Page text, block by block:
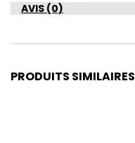
AVIS (0)
PRODUITS SIMILAIRES